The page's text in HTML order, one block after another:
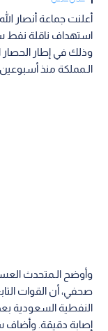
أعلنت جماعة أنصار
استهداف ناقلة نفط
وذلك في إطار الحصار
الـمملكة منذ أسبوعين.
وأوضح الـمتحدث
صحفي، أن القوات
النفطية السعودية
إصابة دقيقة. وأضاف